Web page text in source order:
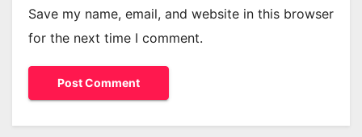
Save my name, email, and website in this browser
for the next time I comment.